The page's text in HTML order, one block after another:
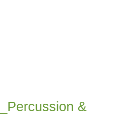
&